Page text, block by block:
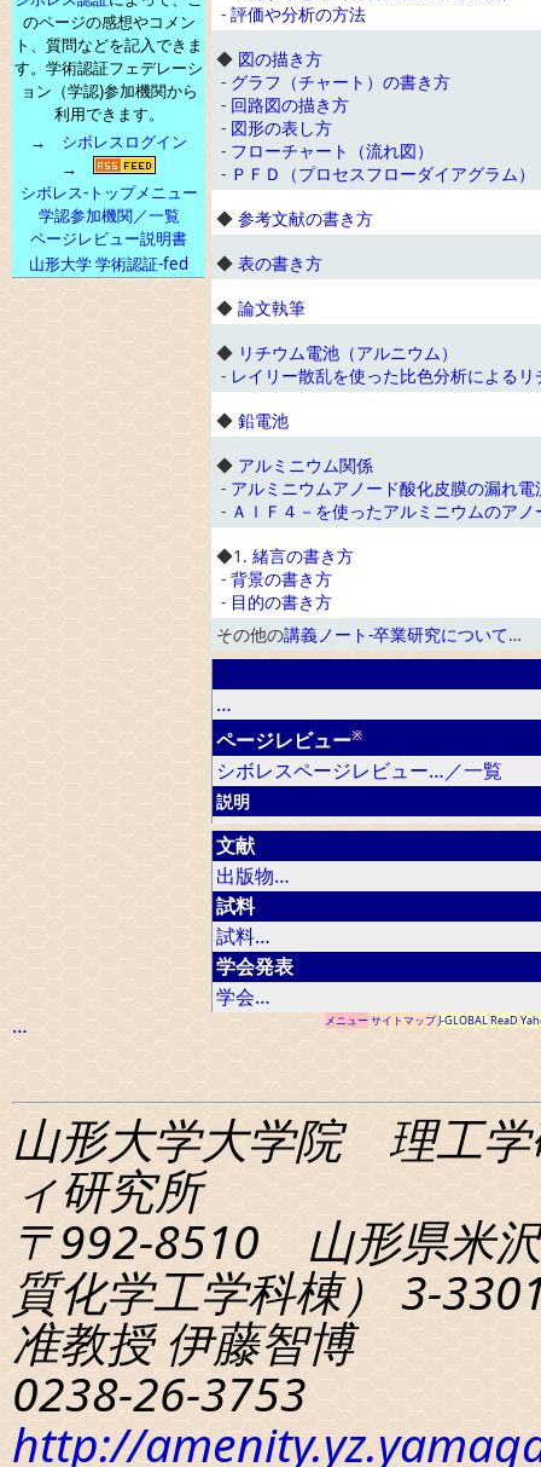
のページの感想やコメン
ト、質問などを記入できま
す。学術認証フェデレーシ
ョン（学認)参加機関から
利用できます。
→ シボレスログイン
→
シボレス-トップメニュー
学認参加機関／一覧
ページレビュー説明書
山形大学 学術認証-fed
- 評価や分析の方法
◆ 図の描き方
- グラフ（チャート）の書き方
- 回路図の描き方
- 図形の表し方
- フローチャート（流れ図）
- ＰＦＤ（プロセスフローダイアグラム）
◆ 参考文献の書き方
◆ 表の書き方
◆ 論文執筆
◆ リチウム電池（アルニウム）
- レイリー散乱を使った比色分析による
◆ 鉛電池
◆ アルミニウム関係
- アルミニウムアノード酸化皮膜の漏れ電
- ＡｌＦ４－を使ったアルミニウムのアノ
◆1. 緒言の書き方
- 背景の書き方
- 目的の書き方
その他の講義ノート-卒業研究について…
…
ページレビュー※
シボレスページレビュー…／一覧
説明
文献
出版物…
試料
試料…
学会発表
学会…
…
メニューサイトマップJ-GLOBALReaD
山形大学大学院 理工学
ィ研究所
〒992-8510 山形県米
質化学工学科棟） 3-
准教授 伊藤智博
0238-26-3753
http://